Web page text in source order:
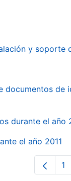
y soporte
de
durante el año
el año 2011
1